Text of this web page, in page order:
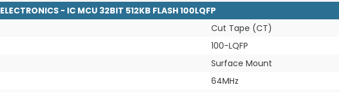
- IC MCU 32BIT 512KB FLASH 100LQFP
Cut Tape (CT)
100-LQFP
Surface Mount
64MHz